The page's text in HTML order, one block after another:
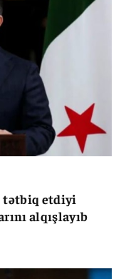
tətbiq etdiyi
alqışlayıb